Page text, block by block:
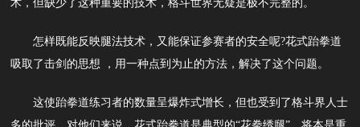
术，但缺少了这种重要的技术，格斗世界无疑是极不完整的。
怎样既能反映腿法技术，又能保证参赛者的安全呢?花式跆拳道
吸取了击剑的思想 ，用一种点到为止的方法，解决了这个问题。
这使跆拳道练习者的数量呈爆炸式增长，但也受到了格斗界人士